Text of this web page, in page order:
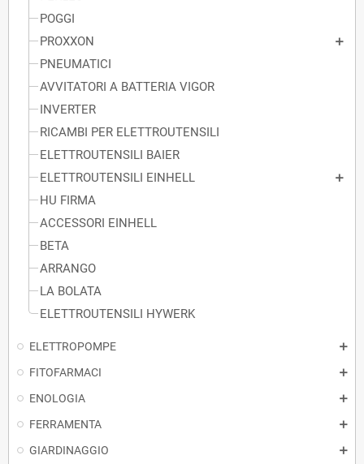
POGGI
PROXXON
PNEUMATICI
AVVITATORI A BATTERIA VIGOR
INVERTER
RICAMBI PER ELETTROUTENSILI
ELETTROUTENSILI BAIER
ELETTROUTENSILI EINHELL
HU FIRMA
ACCESSORI EINHELL
BETA
ARRANGO
LA BOLATA
ELETTROUTENSILI HYWERK
ELETTROPOMPE
FITOFARMACI
ENOLOGIA
FERRAMENTA
GIARDINAGGIO